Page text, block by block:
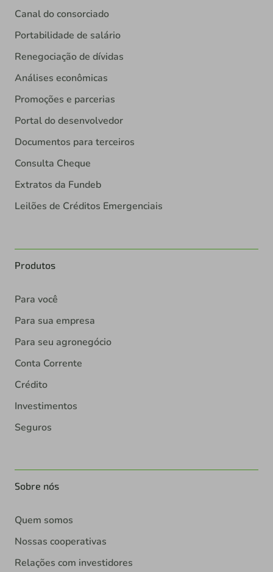
Canal do consorciado
Portabilidade de salário
Renegociação de dívidas
Análises econômicas
Promoções e parcerias
Portal do desenvolvedor
Documentos para terceiros
Consulta Cheque
Extratos da Fundeb
Leilões de Créditos Emergenciais
Produtos
Para você
Para sua empresa
Para seu agronegócio
Conta Corrente
Crédito
Investimentos
Seguros
Sobre nós
Quem somos
Nossas cooperativas
Relações com investidores